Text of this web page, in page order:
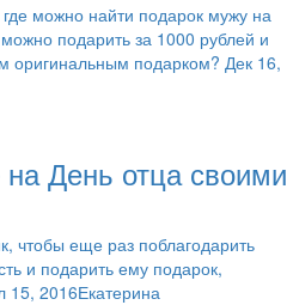
где можно найти подарок мужу на
подарить за 1000 рублей и
подарком? Дек 16,
День отца своими
чтобы еще раз поблагодарить
и подарить ему подарок,
2016Екатерина